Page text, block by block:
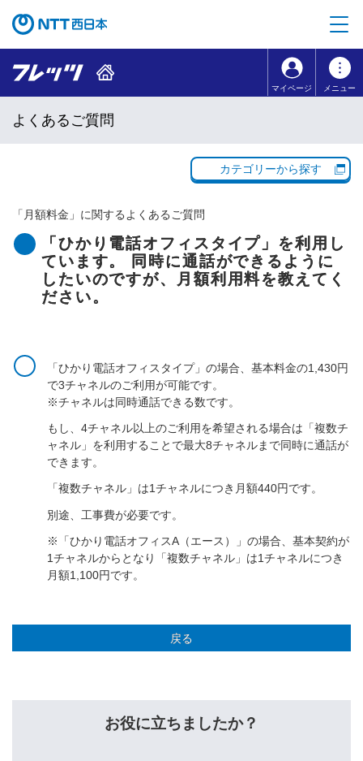
コンテンツのリンクナビゲーションへ移動
マイページ メニュー
よくあるご質問
カテゴリーから探す
「 月額料金 」に関するよくあるご質問
「ひかり電話オフィスタイプ」を利用し
ています。 同時に通話ができるように
したいのですが、月額利用料を教えてく
ださい。
「ひかり電話オフィスタイプ」の場合、基本料金の1,430円
で3チャネルのご利用が可能です。
※チャネルは同時通話できる数です。
もし、4チャネル以上のご利用を希望される場合は「複数チ
ャネル」を利用することで最大8チャネルまで同時に通話が
できます。
「複数チャネル」は1チャネルにつき月額440円です。
別途、工事費が必要です。
※「ひかり電話オフィスA（エース）」の場合、基本契約が
1チャネルからとなり「複数チャネル」は1チャネルにつき
月額1,100円です。
戻る
お役に立ちましたか？